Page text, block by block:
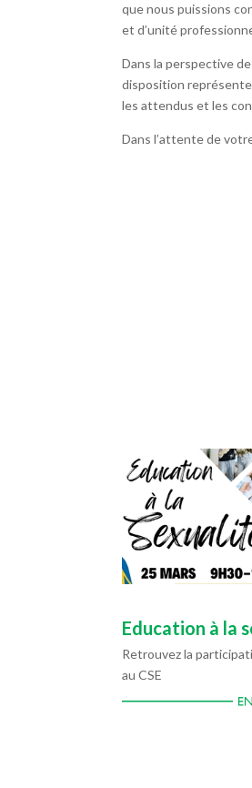
que nous puissions
et d’unité
Dans la perspective
disposition
les attendus et les
Dans l’attente de
Education à la
Retrouvez la
au CSE